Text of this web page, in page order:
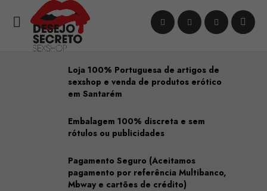

Loja 100% Portuguesa de artigos de
sexshop e venda de produtos erótico
em Santarém
Embalagem 100% discreta e sem
rótulos ou publicidades
Pagamento Seguro (Aceitamos
pagamento por referência Multibanco,
Mbway e cartões de crédito)